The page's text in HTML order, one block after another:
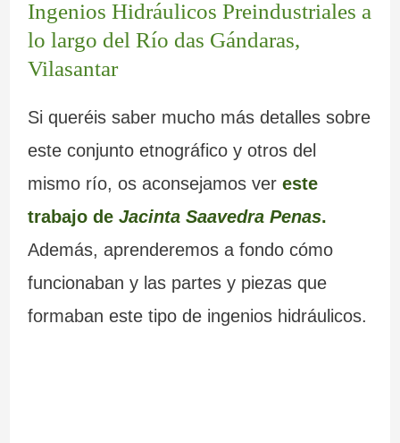
Ingenios Hidráulicos Preindustriales a
lo largo del Río das Gándaras,
Vilasantar
Si queréis saber mucho más detalles sobre
este conjunto etnográfico y otros del
mismo río, os aconsejamos ver este
trabajo de Jacinta Saavedra Penas.
Además, aprenderemos a fondo cómo
funcionaban y las partes y piezas que
formaban este tipo de ingenios hidráulicos.